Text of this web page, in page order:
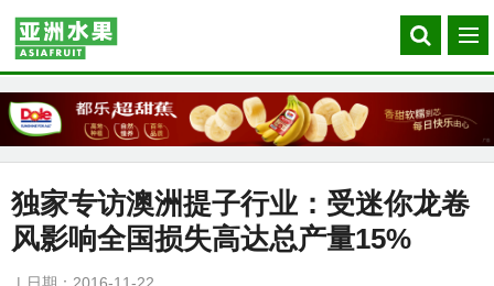
Search
our
菜
单
独家专访澳洲提子行业：受迷你龙卷
风影响全国损失高达总产量15%